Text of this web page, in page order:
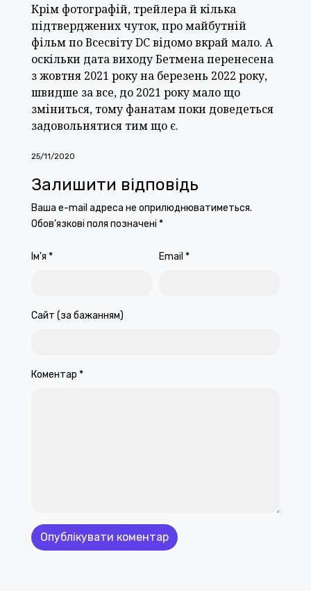
Крім фотографій, трейлера й кілька
підтверджених чуток, про майбутній
фільм по Всесвіту DC відомо вкрай мало. А
оскільки дата виходу Бетмена перенесена
з жовтня 2021 року на березень 2022 року,
швидше за все, до 2021 року мало що
зміниться, тому фанатам поки доведеться
задовольнятися тим що є.
25/11/2020
Залишити відповідь
Ваша e-mail адреса не оприлюднюватиметься.
Обов’язкові поля позначені *
Ім'я * Email *
Сайт (за бажанням)
Коментар *